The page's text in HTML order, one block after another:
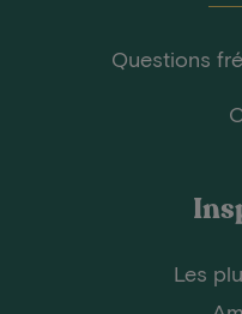
Questions
Les